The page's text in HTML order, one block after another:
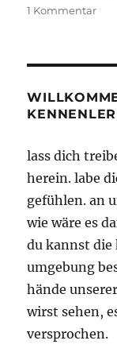
1 Kommentarzu
und
lass dich
herein. labe
gefühlen. an
wie wäre es
du kannst
umgebung
hände
wirst sehen,
versprochen.